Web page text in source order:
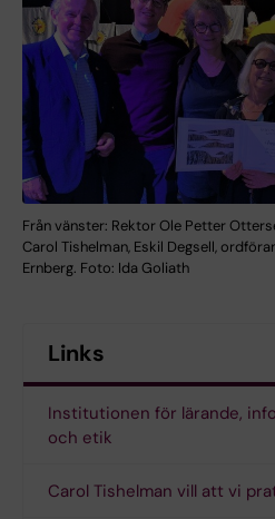
Från vänster: Rektor Ole Petter
Carol Tishelman, Eskil Degsell,
Ernberg. Foto: Ida Goliath
Links
Institutionen för lärande,
och etik
Carol Tishelman vill att vi